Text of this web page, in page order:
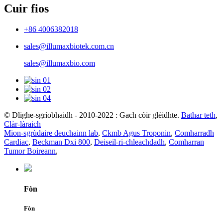
Cuir fios
+86 4006382018
sales@illumaxbiotek.com.cn
sales@illumaxbio.com
© Dlighe-sgrìobhaidh - 2010-2022 : Gach còir glèidhte. Bathar teth,
Clàr-làraich
Mion-sgrùdaire deuchainn lab, Ckmb Agus Troponin, Comharradh
Cardiac, Beckman Dxi 800, Deiseil-ri-chleachdadh, Comharran
Tumor Boireann,
Fòn
Fòn